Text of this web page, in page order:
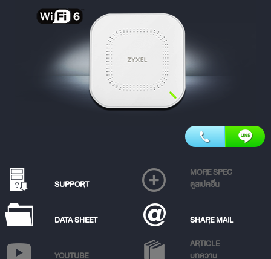
SUPPORT
MORE SPEC
ดูสเปคอื่น
DATA SHEET SHARE MAIL
YOUTUBE
ARTICLE
บทความ